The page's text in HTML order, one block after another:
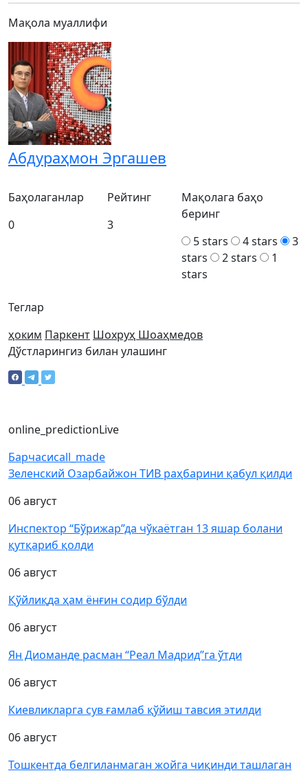
Мақола муаллифи
Абдураҳмон Эргашев
Теглар
ҳоким Паркент Шохруҳ Шоаҳмедов
Баҳолаганлар
0
Рейтинг
3
Мақолага баҳо
беринг
5 stars
4 stars
3
stars
2 stars
1
stars
Дўстларингиз билан улашинг
online_predictionLive
Барчасиcall_made
Зеленский Озарбайжон ТИВ раҳбарини қабул қилди
06 август
Инспектор “Бўрижар”да чўкаётган 13 яшар болани
қутқариб қолди
06 август
Қўйлиқда ҳам ёнғин содир бўлди
06 август
Ян Диоманде расман “Реал Мадрид”га ўтди
06 август
Киевликларга сув ғамлаб қўйиш тавсия этилди
06 август
Тошкентда белгиланмаган жойга чиқинди ташлаган